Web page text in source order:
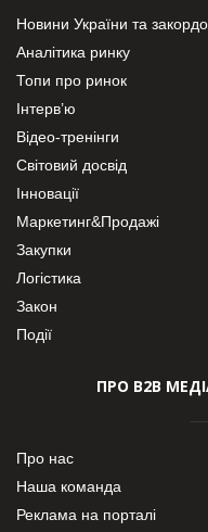
Новини України та
Аналітика ринку
Топи про ринок
Інтерв’ю
Відео-тренінги
Світовий досвід
Інновації
Маркетинг&Продажі
Закупки
Логістика
Закон
Події
ПРО В2В
Про нас
Наша команда
Реклама на порталі